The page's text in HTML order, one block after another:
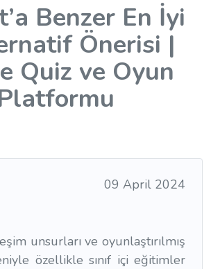
Benzer En İyi
Önerisi |
Quiz ve Oyun
09 April 2024
unsurları ve oyunlaştırılmış
özellikle sınıf içi eğitimler